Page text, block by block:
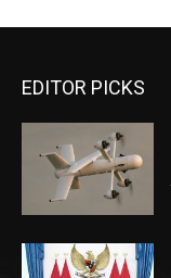
EDITOR PICKS